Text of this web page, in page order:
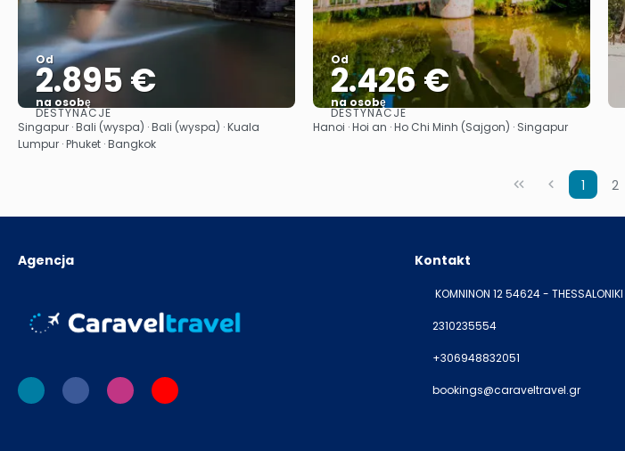
Od
2.895 €
na osobę
Zobacz
DESTYNACJE
Singapur · Bali (wyspa) · Bali (wyspa) · Kuala
Lumpur · Phuket · Bangkok
Od
2.426 €
na osobę
Zobacz
DESTYNACJE
Hanoi · Hoi an · Ho Chi Minh (Sajgon) · Singapur
1 2
Agencja Kontakt
KOMNINON 12 54624 - THESSALONIKI
2310235554
+306948832051
bookings@caraveltravel.gr